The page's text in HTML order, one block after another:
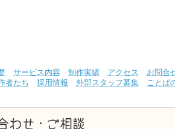
サービス内容 制作実績 アクセス
お問合
者たち 採用情報 外部スタッフ募集
ことば